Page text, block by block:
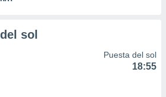
sol
Puesta del sol
18:55